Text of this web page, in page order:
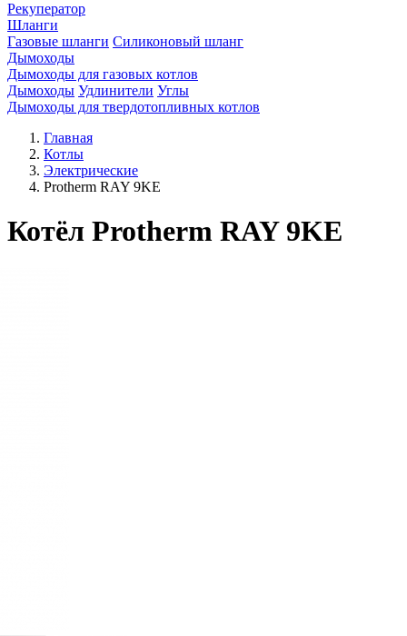
Рекуператор
Шланги
Газовые шланги Силиконовый шланг
Дымоходы
Дымоходы для газовых котлов
Дымоходы Удлинители Углы
Дымоходы для твердотопливных котлов
Главная
Котлы
Электрические
Protherm RAY 9KE
Котёл Protherm RAY 9KE